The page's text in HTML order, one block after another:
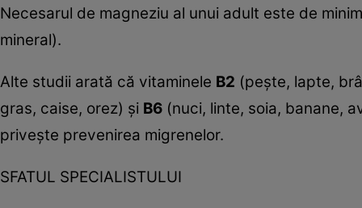
Necesarul de magneziu al unui adult este de
mineral).
Alte studii arată că vitaminele B2 (peşte, lapte,
gras, caise, orez) şi B6 (nuci, linte, soia, banane,
priveşte prevenirea migrenelor.
SFATUL SPECIALISTULUI